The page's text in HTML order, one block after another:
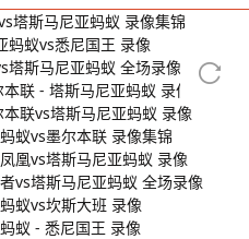
塔斯马尼亚蚂蚁 录像集锦
蚂蚁vs悉尼国王 录像
塔斯马尼亚蚂蚁 全场录像
联 - 塔斯马尼亚蚂蚁 录像集锦
联vs塔斯马尼亚蚂蚁 录像
蚁vs墨尔本联 录像集锦
凰vs塔斯马尼亚蚂蚁 录像
vs塔斯马尼亚蚂蚁 全场录像
蚁vs坎斯大班 录像
蚁 - 悉尼国王 录像